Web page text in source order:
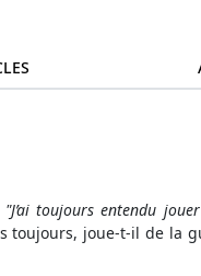
"J’ai toujours entendu
toujours, joue-t-il de la